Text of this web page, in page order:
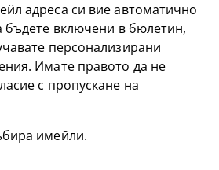
адреса си вие автоматично
бъдете включени в бюлетин,
персонализирани
Имате правото да не
с пропускане на
имейли.